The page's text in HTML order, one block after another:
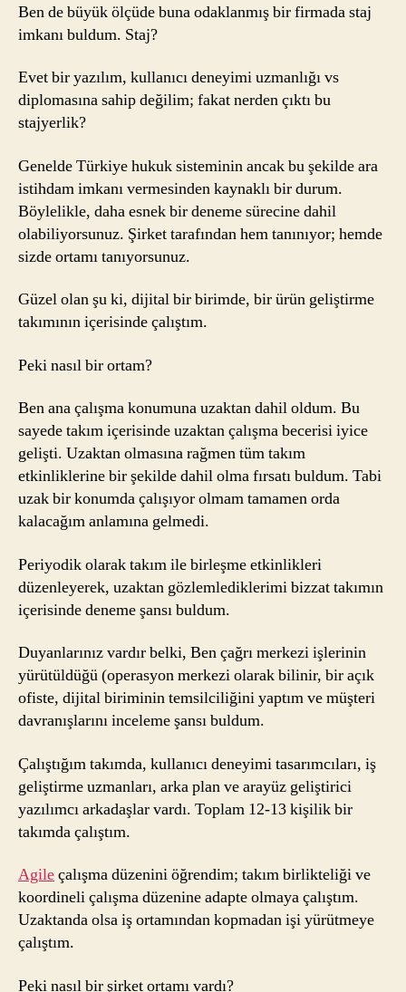
Ben de büyük ölçüde buna odaklanmış bir firmada staj
imkanı buldum. Staj?
Evet bir yazılım, kullanıcı deneyimi uzmanlığı vs
diplomasına sahip değilim; fakat nerden çıktı bu
stajyerlik?
Genelde Türkiye hukuk sisteminin ancak bu şekilde ara
istihdam imkanı vermesinden kaynaklı bir durum.
Böylelikle, daha esnek bir deneme sürecine dahil
olabiliyorsunuz. Şirket tarafından hem tanınıyor; hemde
sizde ortamı tanıyorsunuz.
Güzel olan şu ki, dijital bir birimde, bir ürün geliştirme
takımının içerisinde çalıştım.
Peki nasıl bir ortam?
Ben ana çalışma konumuna uzaktan dahil oldum. Bu
sayede takım içerisinde uzaktan çalışma becerisi iyice
gelişti. Uzaktan olmasına rağmen tüm takım
etkinliklerine bir şekilde dahil olma fırsatı buldum. Tabi
uzak bir konumda çalışıyor olmam tamamen orda
kalacağım anlamına gelmedi.
Periyodik olarak takım ile birleşme etkinlikleri
düzenleyerek, uzaktan gözlemlediklerimi bizzat takımın
içerisinde deneme şansı buldum.
Duyanlarınız vardır belki, Ben çağrı merkezi işlerinin
yürütüldüğü (operasyon merkezi olarak bilinir, bir açık
ofiste, dijital biriminin temsilciliğini yaptım ve müşteri
davranışlarını inceleme şansı buldum.
Çalıştığım takımda, kullanıcı deneyimi tasarımcıları, iş
geliştirme uzmanları, arka plan ve arayüz geliştirici
yazılımcı arkadaşlar vardı. Toplam 12-13 kişilik bir
takımda çalıştım.
Agileçalışma düzenini öğrendim; takım birlikteliği ve
koordineli çalışma düzenine adapte olmaya çalıştım.
Uzaktanda olsa iş ortamından kopmadan işi yürütmeye
çalıştım.
Peki nasıl bir şirket ortamı vardı?